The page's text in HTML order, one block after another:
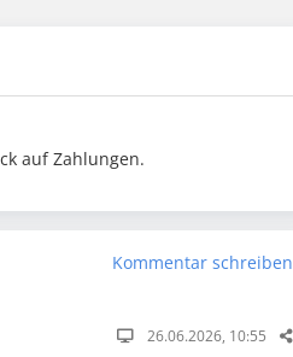
auf Zahlungen.
Kommentar schreiben
26.06.2026, 10:55